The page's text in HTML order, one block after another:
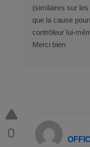
(similaires sur
que la cause
contrôleur lui-
Merci bien
0